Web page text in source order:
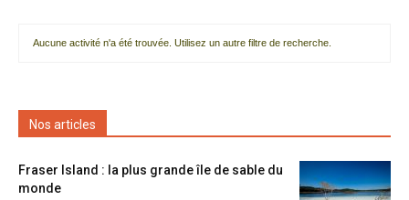
Aucune activité n'a été trouvée. Utilisez un autre filtre de recherche.
Nos articles
Fraser Island : la plus grande île de sable du
monde